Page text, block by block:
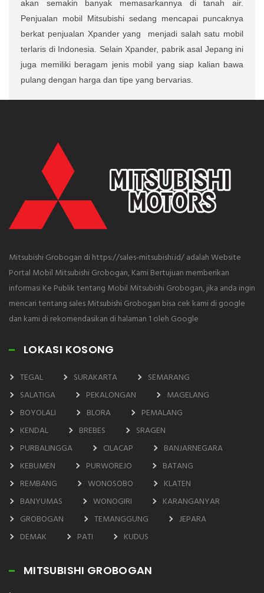
akan semakin banyak memasarkannya di tanah air.
Penjualan mobil Mitsubishi sedang mencapai puncaknya
berkat penjualan Xpander yang
menjadi salah satu mobil
terlaris di Indonesia. Selain Xpander, pabrik asal Jepang ini
juga memiliki beragam jenis mobil yang siap kalian bawa
pulang dengan harga dan tipe yang bervarias.
Mitsubishi Grobogan di https://sales-mitsubishi.id/ adalah Website
Portal Mobil Mitsubishi Grobogan, Kami Bertujuan memberikan
informasi Ke Publik tentang Mobil Mitsubishi Grobogan, jika anda ingin
mencari tentang sales Mitsubishi Grobogan bisa cek kami di google
dan kami di rekomendasikan di halaman 1 oleh Google
LOKASI KOSONG
TEGAL SURAKARTA
SEMARANG
SALATIGA
PEKALONGAN
MAGELANG
BOYOLALI
BLORA
PEMALANG
KENDAL
BREBES
SRAGEN
PURBALINGGA
CILACAP
BANJARNEGARA
KEBUMEN
PURWOREJO
BATANG
REMBANG
WONOSOBO
KLATEN
BANYUMAS
WONOGIRI
KARANGANYAR
GROBOGAN
TEMANGGUNG
JEPARA
DEMAK
PATI KUDUS
MITSUBISHI GROBOGAN